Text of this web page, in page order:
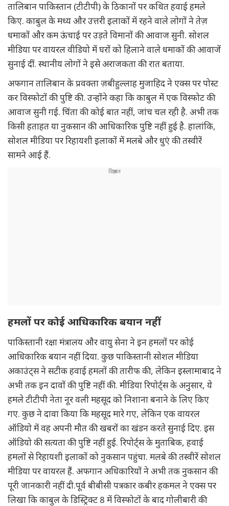
तालिबान पाकिस्तान (टीटीपी) के ठिकानों पर कथित हवाई हमले
किए. काबुल के मध्य और उत्तरी इलाकों में रहने वाले लोगों ने तेज़
धमाकों और कम ऊंचाई पर उड़ते विमानों की आवाज सुनी. सोशल
मीडिया पर वायरल वीडियो में घरों को हिलाने वाले धमाकों की आवाजें
सुनाई दीं. स्थानीय लोगों ने इसे अराजकता की रात बताया.
अफगान तालिबान के प्रवक्ता ज़बीहुल्लाह मुजाहिद ने एक्स पर पोस्ट
कर विस्फोटों की पुष्टि की. उन्होंने कहा कि काबुल में एक विस्फोट की
आवाज सुनी गई. चिंता की कोई बात नहीं, जांच चल रही है. अभी तक
किसी हताहत या नुकसान की आधिकारिक पुष्टि नहीं हुई है. हालांकि,
सोशल मीडिया पर रिहायशी इलाकों में मलबे और धुएं की तस्वीरें
सामने आई हैं.
हमलों पर कोई आधिकारिक बयान नहीं
पाकिस्तानी रक्षा मंत्रालय और वायु सेना ने इन हमलों पर कोई
आधिकारिक बयान नहीं दिया. कुछ पाकिस्तानी सोशल मीडिया
अकाउंट्स ने सटीक हवाई हमलों की तारीफ की, लेकिन इस्लामाबाद ने
अभी तक इन दावों की पुष्टि नहीं की. मीडिया रिपोर्ट्स के अनुसार, ये
हमले टीटीपी नेता नूर वली महसूद को निशाना बनाने के लिए किए
गए. कुछ ने दावा किया कि महसूद मारे गए, लेकिन एक वायरल
ऑडियो में वह अपनी मौत की खबरों का खंडन करते सुनाई दिए. इस
ऑडियो की सत्यता की पुष्टि नहीं हुई. रिपोर्ट्स के मुताबिक, हवाई
हमलों से रिहायशी इलाकों को नुकसान पहुंचा. मलबे की तस्वीरें सोशल
मीडिया पर वायरल हैं. अफगान अधिकारियों ने अभी तक नुकसान की
पूरी जानकारी नहीं दी.पूर्व बीबीसी पत्रकार कबीर हकमल ने एक्स पर
लिखा कि काबुल के डिस्ट्रिक्ट 8 में विस्फोटों के बाद गोलीबारी की